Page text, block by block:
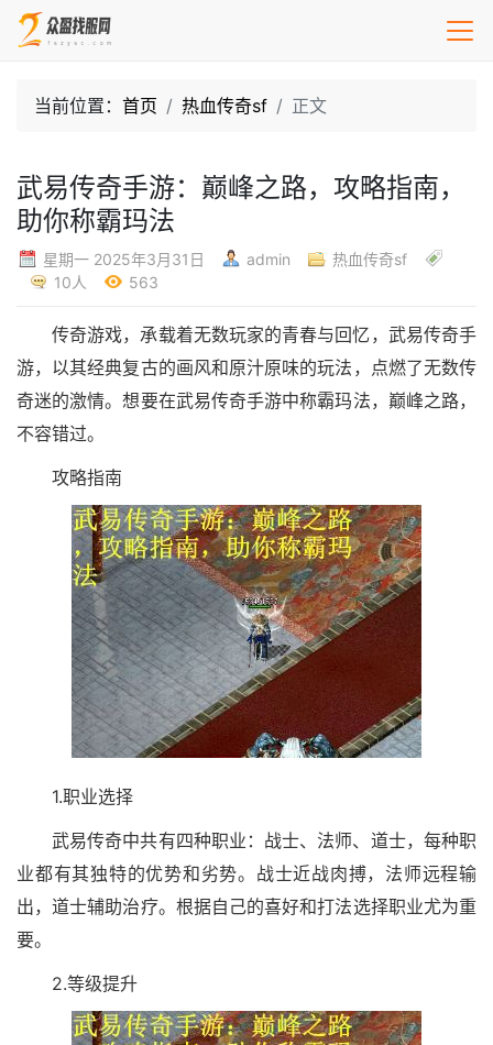
当前位置： 首页 热血传奇sf 正文
武易传奇手游：巅峰之路，攻略指南，
助你称霸玛法
星期一 2025年3月31日 admin
热血传奇sf
10人
563
传奇游戏，承载着无数玩家的青春与回忆，武易传奇手
游，以其经典复古的画风和原汁原味的玩法，点燃了无数传
奇迷的激情。想要在武易传奇手游中称霸玛法，巅峰之路，
不容错过。
攻略指南
1.职业选择
武易传奇中共有四种职业：战士、法师、道士，每种职
业都有其独特的优势和劣势。战士近战肉搏，法师远程输
出，道士辅助治疗。根据自己的喜好和打法选择职业尤为重
要。
2.等级提升